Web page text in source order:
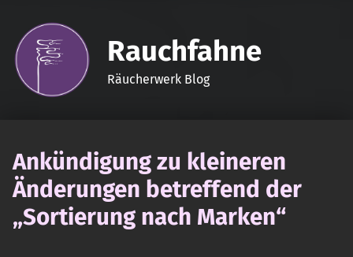
Rauchfahne
Räucherwerk Blog
Ankündigung zu kleineren
Änderungen betreffend der
„Sortierung nach Marken“